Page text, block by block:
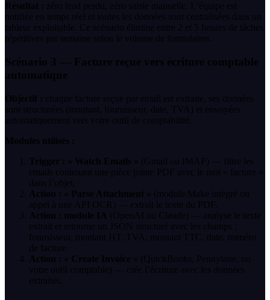
Résultat : zéro lead perdu, zéro saisie manuelle. L’équipe est
notifiée en temps réel et toutes les données sont centralisées dans un
tableur exploitable. Ce scénario élimine entre 2 et 5 heures de tâches
répétitives par semaine selon le volume de formulaires.
Scénario 3 — Facture reçue vers écriture comptable
automatique
Objectif : chaque facture reçue par email est extraite, ses données
sont structurées (montant, fournisseur, date, TVA) et envoyées
automatiquement vers votre outil de comptabilité.
Modules utilisés :
Trigger : « Watch Emails » (Gmail ou IMAP) — filtre les
emails contenant une pièce jointe PDF avec le mot « facture »
dans l’objet.
Action : « Parse Attachment » (module Make intégré ou
appel à une API OCR) — extrait le texte du PDF.
Action : module IA (OpenAI ou Claude) — analyse le texte
extrait et retourne un JSON structuré avec les champs :
fournisseur, montant HT, TVA, montant TTC, date, numéro
de facture.
Action : « Create Invoice » (QuickBooks, Pennylane, ou
votre outil comptable) — crée l’écriture avec les données
extraites.